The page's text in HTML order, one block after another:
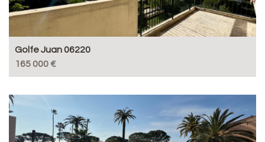
Golfe Juan 06220
165 000 €